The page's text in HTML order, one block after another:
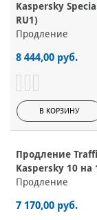
Kaspersky
RU1)
Продление
8 444,00 руб.
В КОРЗИНУ
Продление
Kaspersky 10 на
Продление
7 170,00 руб.